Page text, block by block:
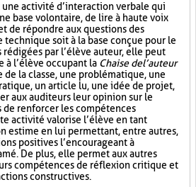
activité d’interaction verbale qui
base volontaire, de lire à haute voix
de répondre aux questions des
soit à la base conçue pour le
par l’élève auteur, elle peut
à l’élève occupant la Chaise de l’auteur
de la classe, une problématique, une
un article lu, une idée de projet,
aux auditeurs leur opinion sur le
de renforcer les compétences
activité valorise l’élève en tant
estime en lui permettant, entre autres,
positives l’encourageant à
De plus, elle permet aux autres
compétences de réflexion critique et
constructives.